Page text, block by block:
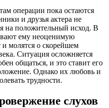
операции пока остаются
и друзья актера не
на положительный исход. В
ему неоценимую
молятся о скорейшем
Ситуация осложняется
общаться, и это ставит его
Однако их любовь и
трудности.
слухов